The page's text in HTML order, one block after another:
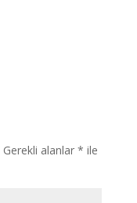
Gerekli alanlar * ile